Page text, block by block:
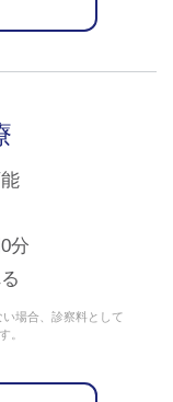
分
場合、診察料として
。